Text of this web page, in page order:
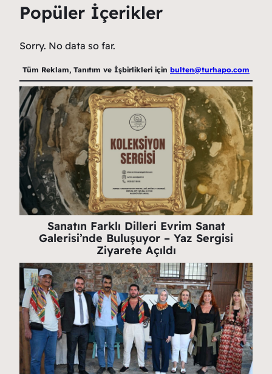
Popüler İçerikler
Sorry. No data so far.
Tüm Reklam, Tanıtım ve İşbirlikleri için bulten@turhapo.com
Sanatın Farklı Dilleri Evrim Sanat
Galerisi’nde Buluşuyor – Yaz Sergisi
Ziyarete Açıldı